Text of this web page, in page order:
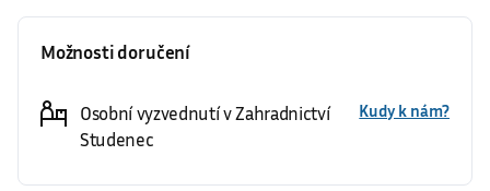
Možnosti doručení
Osobní vyzvednutí v Zahradnictví
Studenec
Kudy k nám?